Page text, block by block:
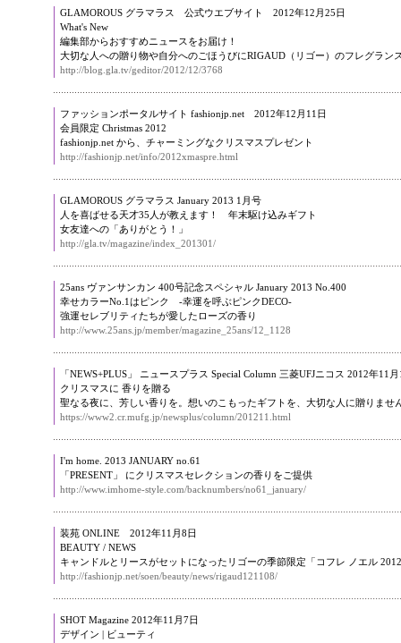
GLAMOROUS グラマラス 公式ウエブサイト 2012年12月25日
What's New
編集部からおすすめニュースをお届け！
大切な人への贈り物や自分へのごほうびにRIGAUD（リゴー）のフレグラン
http://blog.gla.tv/geditor/2012/12/3768
ファッションポータルサイト fashionjp.net 2012年12月11日
会員限定 Christmas 2012
fashionjp.net から、チャーミングなクリスマスプレゼント
http://fashionjp.net/info/2012xmaspre.html
GLAMOROUS グラマラス January 2013 1月号
人を喜ばせる天才35人が教えます！ 年末駆け込みギフト
女友達への「ありがとう！」
http://gla.tv/magazine/index_201301/
25ans ヴァンサンカン 400号記念スペシャル January 2013 No.400
幸せカラーNo.1はピンク -幸運を呼ぶピンクDECO-
強運セレブリティたちが愛したローズの香り
http://www.25ans.jp/member/magazine_25ans/12_1128
「NEWS+PLUS」 ニュースプラス Special Column 三菱UFJニコス 2012年11
クリスマスに 香りを贈る
聖なる夜に、芳しい香りを。想いのこもったギフトを、大切な人に贈りませ
https://www2.cr.mufg.jp/newsplus/column/201211.html
I'm home. 2013 JANUARY no.61
「PRESENT」 にクリスマスセレクションの香りをご提供
http://www.imhome-style.com/backnumbers/no61_january/
装苑 ONLINE 2012年11月8日
BEAUTY / NEWS
キャンドルとリースがセットになったリゴーの季節限定「コフレ ノエル
http://fashionjp.net/soen/beauty/news/rigaud121108/
SHOT Magazine 2012年11月7日
デザイン | ビューティ